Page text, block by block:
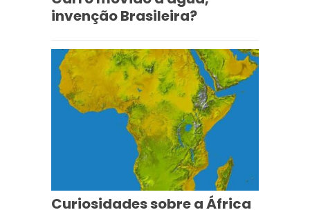
invenção Brasileira?
Curiosidades sobre a África